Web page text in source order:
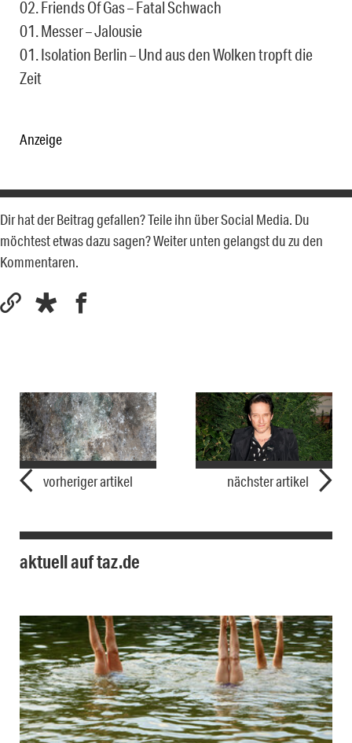
02. Friends Of Gas – Fatal Schwach
01. Messer – Jalousie
01. Isolation Berlin – Und aus den Wolken tropft die
Zeit
Anzeige
Dir hat der Beitrag gefallen? Teile ihn über Social Media. Du
möchtest etwas dazu sagen? Weiter unten gelangst du zu den
Kommentaren.
vorheriger artikel nächster artikel
aktuell auf taz.de